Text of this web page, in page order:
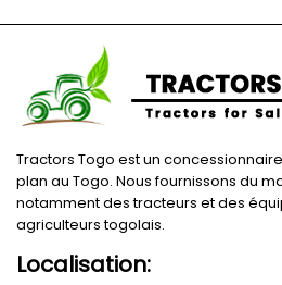
Tractors Togo est un
plan au Togo. Nous fournissons du
notamment des tracteurs et des
agriculteurs togolais.
Localisation: